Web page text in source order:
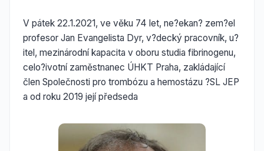
V pátek 22.1.2021, ve věku 74 let, ne?ekan? zem?el
profesor Jan Evangelista Dyr, v?decký pracovník, u?
itel, mezinárodní kapacita v oboru studia fibrinogenu,
celo?ivotní zaměstnanec ÚHKT Praha, zakládající
člen Společnosti pro trombózu a hemostázu ?SL JEP
a od roku 2019 její předseda